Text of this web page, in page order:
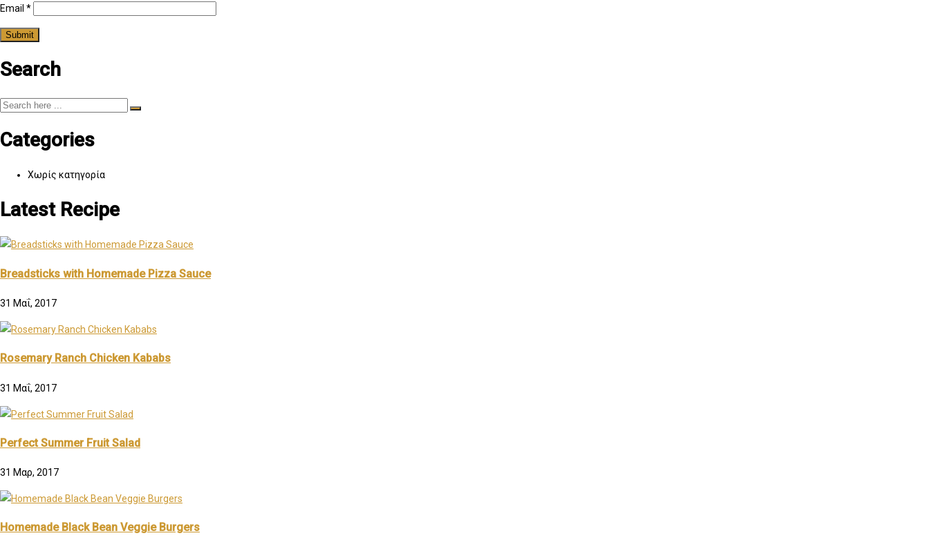
Email *
Search
Categories
Χωρίς κατηγορία
Latest Recipe
Breadsticks with Homemade Pizza Sauce
31 Μαΐ, 2017
Rosemary Ranch Chicken Kababs
31 Μαΐ, 2017
Perfect Summer Fruit Salad
31 Μαρ, 2017
Homemade Black Bean Veggie Burgers